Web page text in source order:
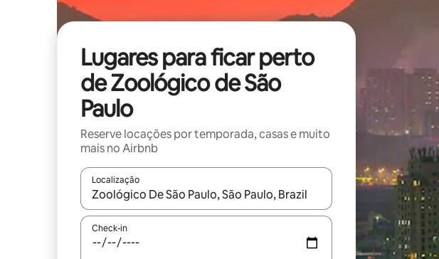
Lugares para ficar perto
de Zoológico de São
Paulo
Reserve locações por temporada, casas e muito
mais no Airbnb
Localização
Quando os resultados estiverem disponíveis, explore-os usando as seta
Check-in